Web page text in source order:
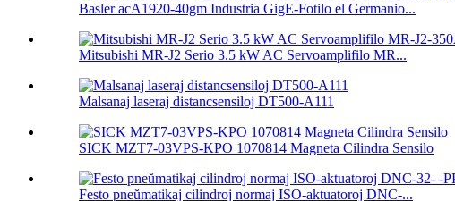
Basler acA1920-40gm Industria GigE-Fotilo el Germanio...
Mitsubishi MR-J2 Serio 3.5 kW AC Servoamplifilo MR...
Malsanaj laseraj distancsensiloj DT500-A111
SICK MZT7-03VPS-KPO 1070814 Magneta Cilindra Sensilo
Festo pneŭmatikaj cilindroj normaj ISO-aktuatoroj DNC-...